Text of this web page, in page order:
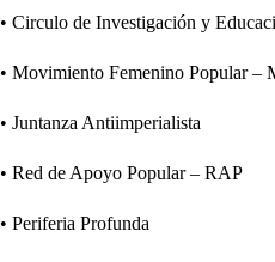
• Circulo de Investigación y
• Movimiento Femenino Popular –
• Juntanza Antiimperialista
• Red de Apoyo Popular – RAP
• Periferia Profunda